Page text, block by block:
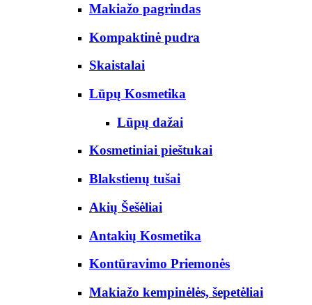
Makiažo pagrindas
Kompaktinė pudra
Skaistalai
Lūpų Kosmetika
Lūpų dažai
Kosmetiniai pieštukai
Blakstienų tušai
Akių Šešėliai
Antakių Kosmetika
Kontūravimo Priemonės
Makiažo kempinėlės, šepetėliai